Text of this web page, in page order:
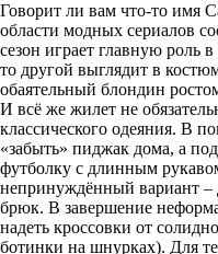
Говорит ли вам что-то имя
области модных сериалов
сезон играет главную роль
то другой выглядит в
обаятельный блондин
И всё же жилет не
классического одеяния. В
«забыть» пиджак дома, а
футболку с длинным
непринуждённый вариант
брюк. В завершение
надеть кроссовки от
ботинки на шнурках). Для